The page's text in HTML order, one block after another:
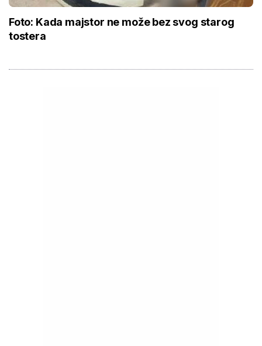
Foto: Kada majstor ne može bez svog starog
tostera